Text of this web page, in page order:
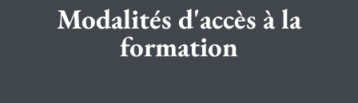
Modalités d'accès à la
formation